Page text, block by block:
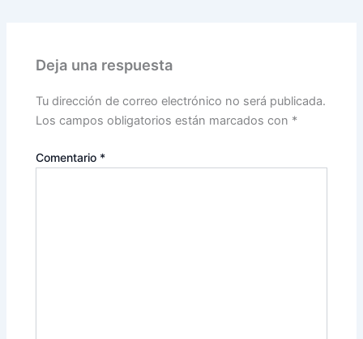
Deja una respuesta
Tu dirección de correo electrónico no será publicada.
Los campos obligatorios están marcados con *
Comentario *